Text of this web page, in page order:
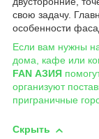
свою задачу.
особенности
Если вам нужны
дома, кафе или
FAN АЗИЯ
организуют
приграничные
Скрыть